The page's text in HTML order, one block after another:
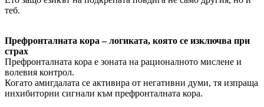
теб.
Префронталната кора – логиката, която се изключва при
страх
Префронталната кора е зоната на рационалното мислене и
волевия контрол.
Когато амигдалата се активира от негативни думи, тя изпраща
инхибиторни сигнали към префронталната кора.